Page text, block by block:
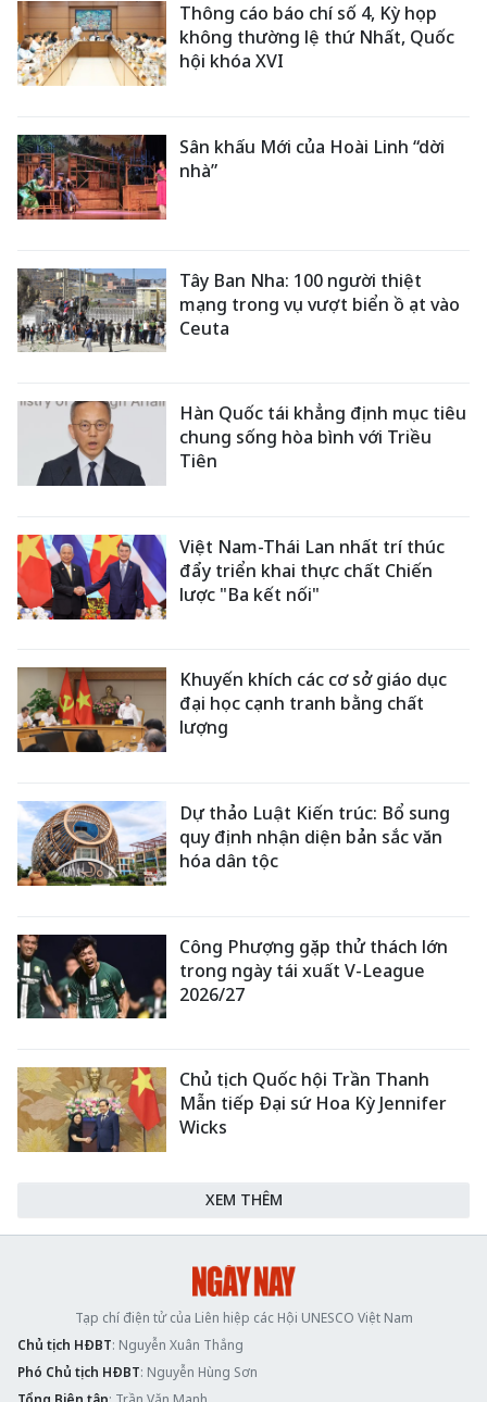
Thông cáo báo chí số 4, Kỳ họp
không thường lệ thứ Nhất, Quốc
hội khóa XVI
Sân khấu Mới của Hoài Linh “dời
nhà”
Tây Ban Nha: 100 người thiệt
mạng trong vụ vượt biển ồ ạt vào
Ceuta
Hàn Quốc tái khẳng định mục tiêu
chung sống hòa bình với Triều
Tiên
Việt Nam-Thái Lan nhất trí thúc
đẩy triển khai thực chất Chiến
lược "Ba kết nối"
Khuyến khích các cơ sở giáo dục
đại học cạnh tranh bằng chất
lượng
Dự thảo Luật Kiến trúc: Bổ sung
quy định nhận diện bản sắc văn
hóa dân tộc
Công Phượng gặp thử thách lớn
trong ngày tái xuất V-League
2026/27
Chủ tịch Quốc hội Trần Thanh
Mẫn tiếp Đại sứ Hoa Kỳ Jennifer
Wicks
XEM THÊM
Tạp chí điện tử của Liên hiệp các Hội UNESCO Việt Nam
Chủ tịch HĐBT: Nguyễn Xuân Thắng
Phó Chủ tịch HĐBT: Nguyễn Hùng Sơn